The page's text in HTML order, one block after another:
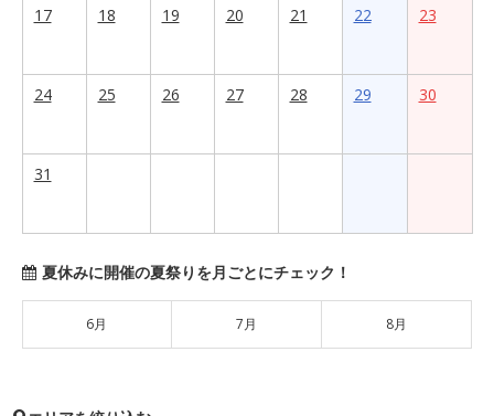
17
18 19 20 21 22 23
24 25 26 27 28 29 30
31
夏休みに開催の夏祭りを月ごとにチェック！
6月 7月 8月